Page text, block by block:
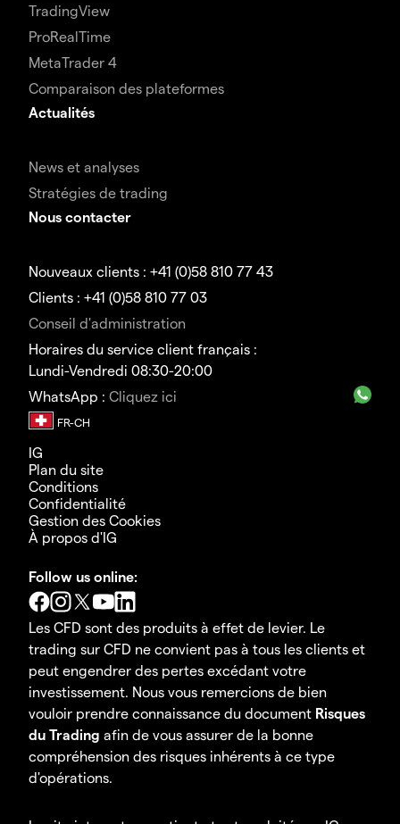
TradingView
ProRealTime
MetaTrader 4
Comparaison des plateformes
Actualités
News et analyses
Stratégies de trading
Nous contacter
Nouveaux clients : +41 (0)58 810 77 43
Clients : +41 (0)58 810 77 03
Conseil d'administration
Horaires du service client français :
Lundi-Vendredi 08:30-20:00
WhatsApp : Cliquez ici
IG
Plan du site
Conditions
Confidentialité
Gestion des Cookies
À propos d'IG
Follow us online:
Les CFD sont des produits à effet de levier. Le
trading sur CFD ne convient pas à tous les clients et
peut engendrer des pertes excédant votre
investissement. Nous vous remercions de bien
vouloir prendre connaissance du document Risques
du Trading afin de vous assurer de la bonne
compréhension des risques inhérents à ce type
d'opérations.